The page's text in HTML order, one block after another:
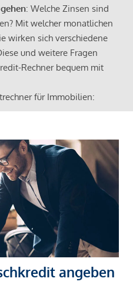
: Welche Zinsen sind
Mit welcher monatlichen
wirken sich verschiedene
und weitere Fragen
Rechner bequem mit
für Immobilien:
angeben